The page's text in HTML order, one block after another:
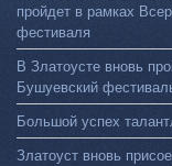
пройдет в рамках
фестиваля
В Златоусте вновь
Бушуевский
Большой успех
Златоуст вновь